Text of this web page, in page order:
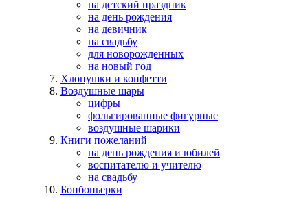
на детский праздник
на день рождения
на девичник
на свадьбу
для новорожденных
на новый год
Хлопушки и конфетти
Воздушные шары
цифры
фольгированные фигурные
воздушные шарики
Книги пожеланий
на день рождения и юбилей
воспитателю и учителю
на свадьбу
Бонбоньерки